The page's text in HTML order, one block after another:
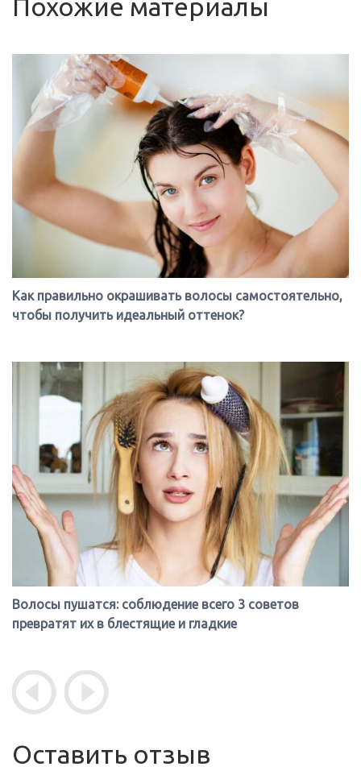
Похожие материалы
Как правильно окрашивать волосы самостоятельно,
чтобы получить идеальный оттенок?
Волосы пушатся: соблюдение всего 3 советов
превратят их в блестящие и гладкие
Оставить отзыв